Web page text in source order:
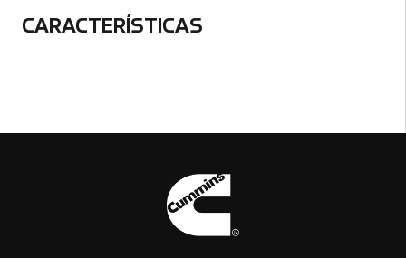
CARACTERÍSTICAS